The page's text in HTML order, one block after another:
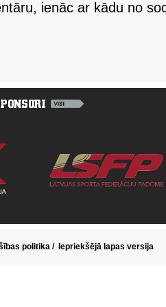
ienāc ar kādu no
politika / Iepriekšējā lapas versija